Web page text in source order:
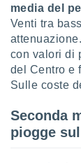
dati
la
della
creare
la
media del
Venti tra
con valori di
del Centro e
Sulle coste
Seconda
piogge